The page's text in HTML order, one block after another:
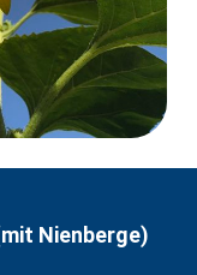
Nienberge)